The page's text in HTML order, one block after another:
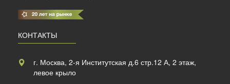
КОНТАКТЫ
г. Москва, 2-я Институтская д.6 стр.12 А, 2 этаж,
левое крыло